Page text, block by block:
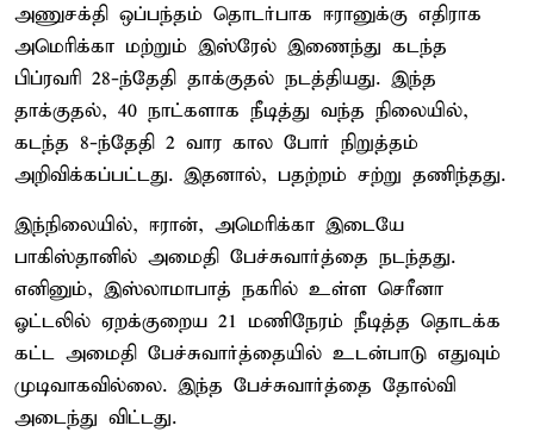
அணுசக்தி ஒப்பந்தம் தொடர்பாக ஈரானுக்கு எதிராக
அமெரிக்கா மற்றும் இஸ்ரேல் இணைந்து கடந்த
பிப்ரவரி 28-ந்தேதி தாக்குதல் நடத்தியது. இந்த
தாக்குதல், 40 நாட்களாக நீடித்து வந்த நிலையில்,
கடந்த 8-ந்தேதி 2 வார கால போர் நிறுத்தம்
அறிவிக்கப்பட்டது. இதனால், பதற்றம் சற்று தணிந்தது.
இந்நிலையில், ஈரான், அமெரிக்கா இடையே
பாகிஸ்தானில் அமைதி பேச்சுவார்த்தை நடந்தது.
எனினும், இஸ்லாமாபாத் நகரில் உள்ள செரீனா
ஓட்டலில் ஏறக்குறைய 21 மணிநேரம் நீடித்த தொடக்க
கட்ட அமைதி பேச்சுவார்த்தையில் உடன்பாடு எதுவும்
முடிவாகவில்லை. இந்த பேச்சுவார்த்தை தோல்வி
அடைந்து விட்டது.